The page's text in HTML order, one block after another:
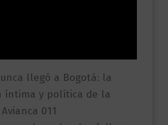
llegó a Bogotá: la
íntima y política de la
011